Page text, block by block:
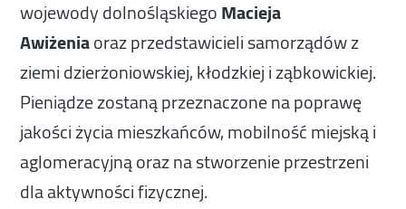
wojewody dolnośląskiegoMacieja
Awiżeniaoraz przedstawicieli samorządów z
ziemi dzierżoniowskiej, kłodzkiej i ząbkowickiej.
Pieniądze zostaną przeznaczone na poprawę
jakości życia mieszkańców, mobilność miejską i
aglomeracyjną oraz na stworzenie przestrzeni
dla aktywności fizycznej.